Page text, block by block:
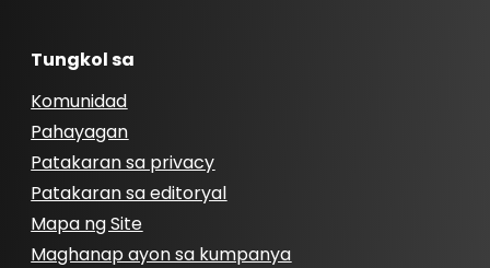
Tungkol sa
Komunidad
Pahayagan
Patakaran sa privacy
Patakaran sa editoryal
Mapa ng Site
Maghanap ayon sa kumpanya